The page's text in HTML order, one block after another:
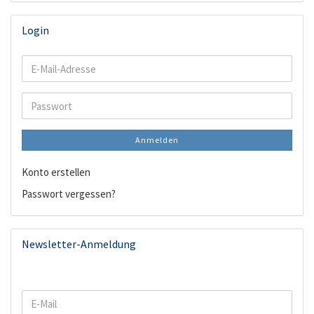
Login
E-
Mail-
Passwort
Anmelden
Konto erstellen
Passwort vergessen?
Newsletter-Anmeldung
WEITER
E-